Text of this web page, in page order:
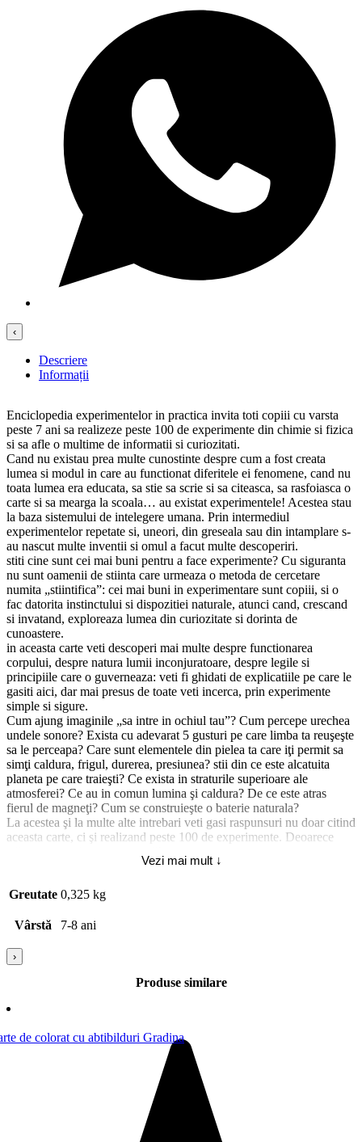
‹
Descriere
Informații
Enciclopedia experimentelor in practica invita toti copiii cu varsta
peste 7 ani sa realizeze peste 100 de experimente din chimie si fizica
si sa afle o multime de informatii si curiozitati.
Cand nu existau prea multe cunostinte despre cum a fost creata
lumea si modul in care au functionat diferitele ei fenomene, cand nu
toata lumea era educata, sa stie sa scrie si sa citeasca, sa rasfoiasca o
carte si sa mearga la scoala… au existat experimentele! Acestea stau
la baza sistemului de intelegere umana. Prin intermediul
experimentelor repetate si, uneori, din greseala sau din intamplare s-
au nascut multe inventii si omul a facut multe descoperiri.
stiti cine sunt cei mai buni pentru a face experimente? Cu siguranta
nu sunt oamenii de stiinta care urmeaza o metoda de cercetare
numita „stiintifica”: cei mai buni in experimentare sunt copiii, si o
fac datorita instinctului si dispozitiei naturale, atunci cand, crescand
si invatand, exploreaza lumea din curiozitate si dorinta de
cunoastere.
in aceasta carte veti descoperi mai multe despre functionarea
corpului, despre natura lumii inconjuratoare, despre legile si
principiile care o guverneaza: veti fi ghidati de explicatiile pe care le
gasiti aici, dar mai presus de toate veti incerca, prin experimente
simple si sigure.
Cum ajung imaginile „sa intre in ochiul tau”? Cum percepe urechea
undele sonore? Exista cu adevarat 5 gusturi pe care limba ta reuşeşte
sa le perceapa? Care sunt elementele din pielea ta care iţi permit sa
simţi caldura, frigul, durerea, presiunea? stii din ce este alcatuita
planeta pe care traieşti? Ce exista in straturile superioare ale
atmosferei? Ce au in comun lumina şi caldura? De ce este atras
fierul de magneţi? Cum se construieşte o baterie naturala?
La acestea şi la multe alte intrebari veti gasi raspunsuri nu doar citind
aceasta carte, ci şi realizand peste 100 de experimente. Deoarece
Varsta recomandata: 7 ani+
StoppeleAn aparitiei: 2020Format: 16.5 x 23.5 cmTip
Vezi mai mult ↓
Greutate 0,325 kg
Vârstă 7-8 ani
›
Produse similare